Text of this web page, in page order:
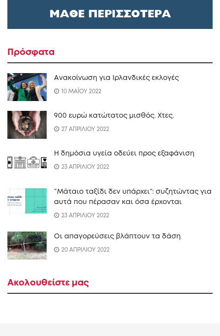
Πρόσφατα
Ανακοίνωση για Ιρλανδικές εκλογές
10 ΜΑΪΟΥ 2022
900 ευρώ κατώτατος μισθός. Xτες.
27 ΑΠΡΙΛΙΟΥ 2022
Η δημόσια υγεία οδεύει προς εξαφάνιση
23 ΑΠΡΙΛΙΟΥ 2022
“Mάταιο ταξίδι δεν υπάρχει”: συζητώντας για
αυτά που πέρασαν και όσα έρχονται
23 ΑΠΡΙΛΙΟΥ 2022
Οι απαγορεύσεις βλάπτουν τα δάση
20 ΑΠΡΙΛΙΟΥ 2022
Ακολουθείστε μας